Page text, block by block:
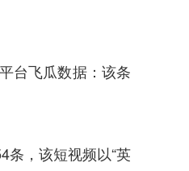
台飞瓜数据：该条
条，该短视频以“英